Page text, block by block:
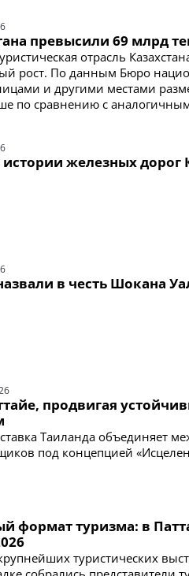
превысили 69 млрд
отрасль
рост. По данным Бюро
и другими местами
по сравнению с
железных дорог
в честь Шокана
продвигая
Таиланда объединяет
под концепцией
формат туризма: в
туристических